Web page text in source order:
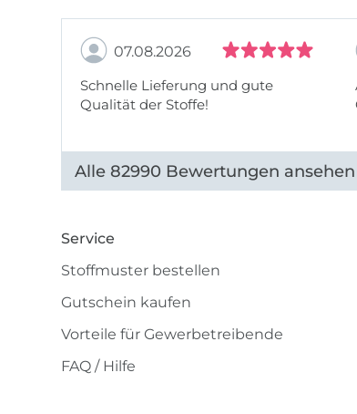
07.08.2026
Schnelle Lieferung und gute
Qualität der Stoffe!
Alle 82990 Bewertungen ansehen
Service
Stoffmuster bestellen
Gutschein kaufen
Vorteile für Gewerbetreibende
FAQ / Hilfe